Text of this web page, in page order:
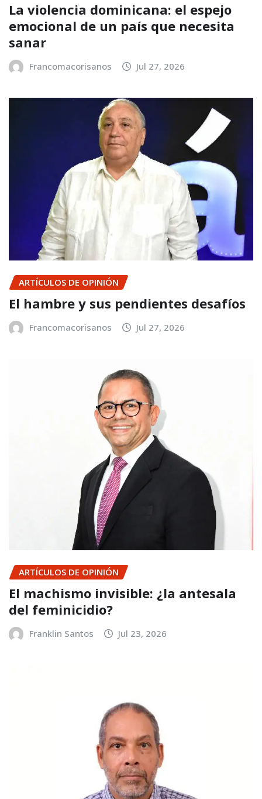
La violencia dominicana: el espejo
emocional de un país que necesita
sanar
Francomacorisanos Jul 27, 2026
ARTÍCULOS DE OPINIÓN
El hambre y sus pendientes desafíos
Francomacorisanos Jul 27, 2026
ARTÍCULOS DE OPINIÓN
El machismo invisible: ¿la antesala
del feminicidio?
Franklin Santos Jul 23, 2026